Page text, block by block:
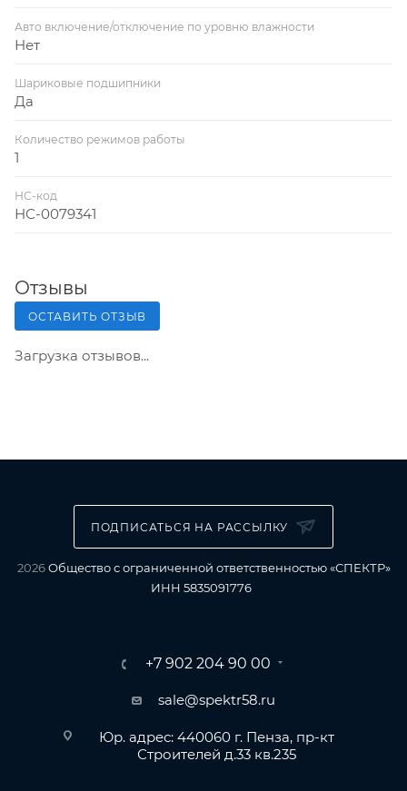
Авто включение/отключение по уровню влажности
Нет
Шариковые подшипники
Да
Количество режимов работы
1
НС-код
НС-0079341
Отзывы
ОСТАВИТЬ ОТЗЫВ
Загрузка отзывов...
ПОДПИСАТЬСЯ НА РАССЫЛКУ
2026Общество с ограниченной ответственностью «СПЕКТР»
ИНН 5835091776
+7 902 204 90 00
sale@spektr58.ru
Юр. адрес: 440060 г. Пенза, пр-кт
Строителей д.33 кв.235